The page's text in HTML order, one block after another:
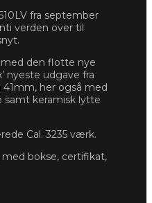
fra september
verden over til
med den flotte nye
nyeste udgave fra
41mm, her også med
samt keramisk lytte
Cal. 3235 værk.
bokse, certifikat,